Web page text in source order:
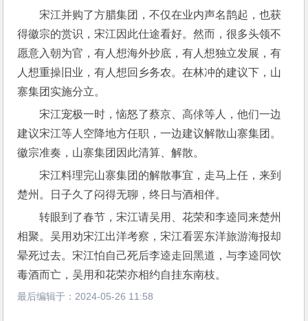
宋江并购了方腊集团，不仅在业内声名鹊起，也获
得徽宗的赏识，宋江因此仕途看好。然而，很多头领不
愿意入朝为官，有人想海外抄底，有人想独立发展，有
人想重操旧业，有人想回乡务农。在林冲的建议下，山
寨集团实施分立。
宋江宠极一时，恼怒了蔡京、高俅等人，他们一边
建议宋江等人空降地方任职，一边建议解散山寨集团。
徽宗准奏，山寨集团因此清算、解散。
宋江料理完山寨集团的解散事宜，走马上任，来到
楚州。日子久了闷得无聊，终日与酒相伴。
转眼到了春节，宋江请吴用、花荣和李逵同来楚州
相聚。吴用劝宋江出洋考察，宋江看罢东洋旅游海报却
晕死过去。宋江怕自己死后李逵走回黑道，与李逵同饮
毒酒而亡，吴用和花荣亦相约自挂东南枝。
最后编辑于： 2024-05-26 11:58